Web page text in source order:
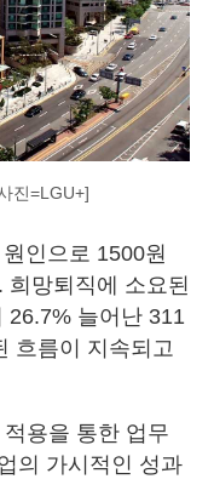
진=LGU+]
인으로 1500원
희망퇴직에 소요된
26.7% 늘어난 311
흐름이 지속되고
용을 통한 업무
의 가시적인 성과